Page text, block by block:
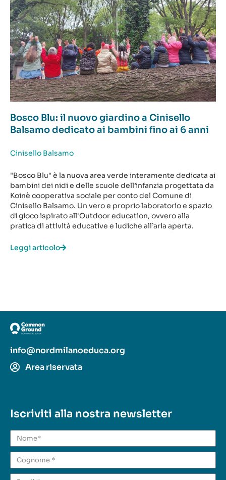
Bosco Blu: il nuovo giardino a Cinisello
Balsamo dedicato ai bambini fino ai 6 anni
Cinisello Balsamo
"Bosco Blu" è la nuova area verde interamente dedicata ai
bambini dei nidi e delle scuole dell’infanzia progettata da
Koinè cooperativa sociale per conto del Comune di
Cinisello Balsamo. Un vero e proprio laboratorio e spazio
di gioco ispirato all'Outdoor education, ovvero alla
pratica di attività educative e ludiche all’aria aperta.
Leggi articolo
info@nordmilanoeduca.org
Area riservata
Iscriviti alla nostra newsletter